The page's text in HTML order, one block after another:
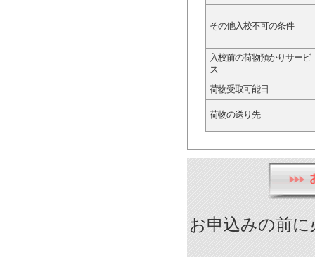
その他入校不可の条件
入校前の荷物預かりサービ
ス
荷物受取可能日
荷物の送り先
お申込みの前